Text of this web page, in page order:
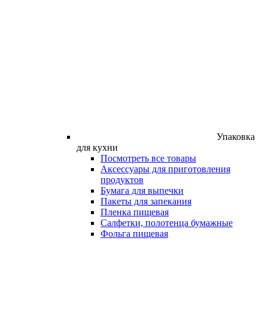
Упаковка
для кухни
Посмотреть все товары
Аксессуары для приготовления
продуктов
Бумага для выпечки
Пакеты для запекания
Пленка пищевая
Салфетки, полотенца бумажные
Фольга пищевая